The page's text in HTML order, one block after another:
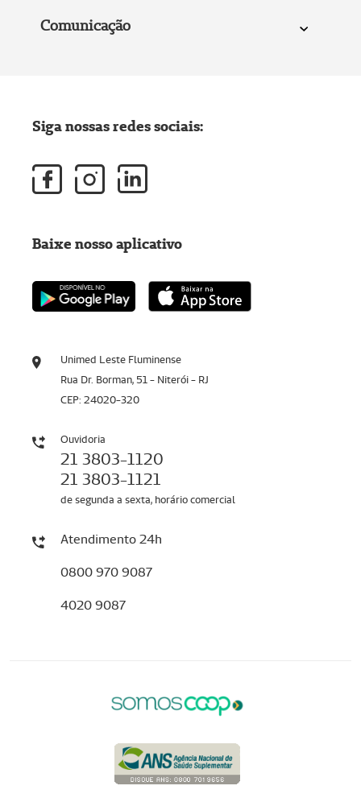
Comunicação
Unimed Leste Fluminense
Rua Dr. Borman, 51 - Niterói - RJ
CEP: 24020-320
Ouvidoria
21 3803-1120
21 3803-1121
de segunda a sexta, horário comercial
Atendimento 24h
0800 970 9087
4020 9087
Siga nossas redes sociais:
Baixe nosso aplicativo